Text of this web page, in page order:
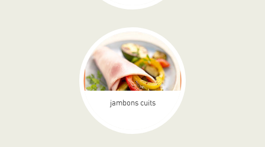
jambons cuits